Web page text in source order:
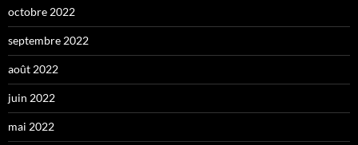
octobre 2022
septembre 2022
août 2022
juin 2022
mai 2022